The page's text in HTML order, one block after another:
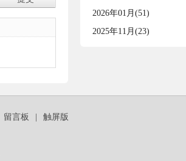
2026年01月(51)
2025年11月(23)
留言板
触屏版